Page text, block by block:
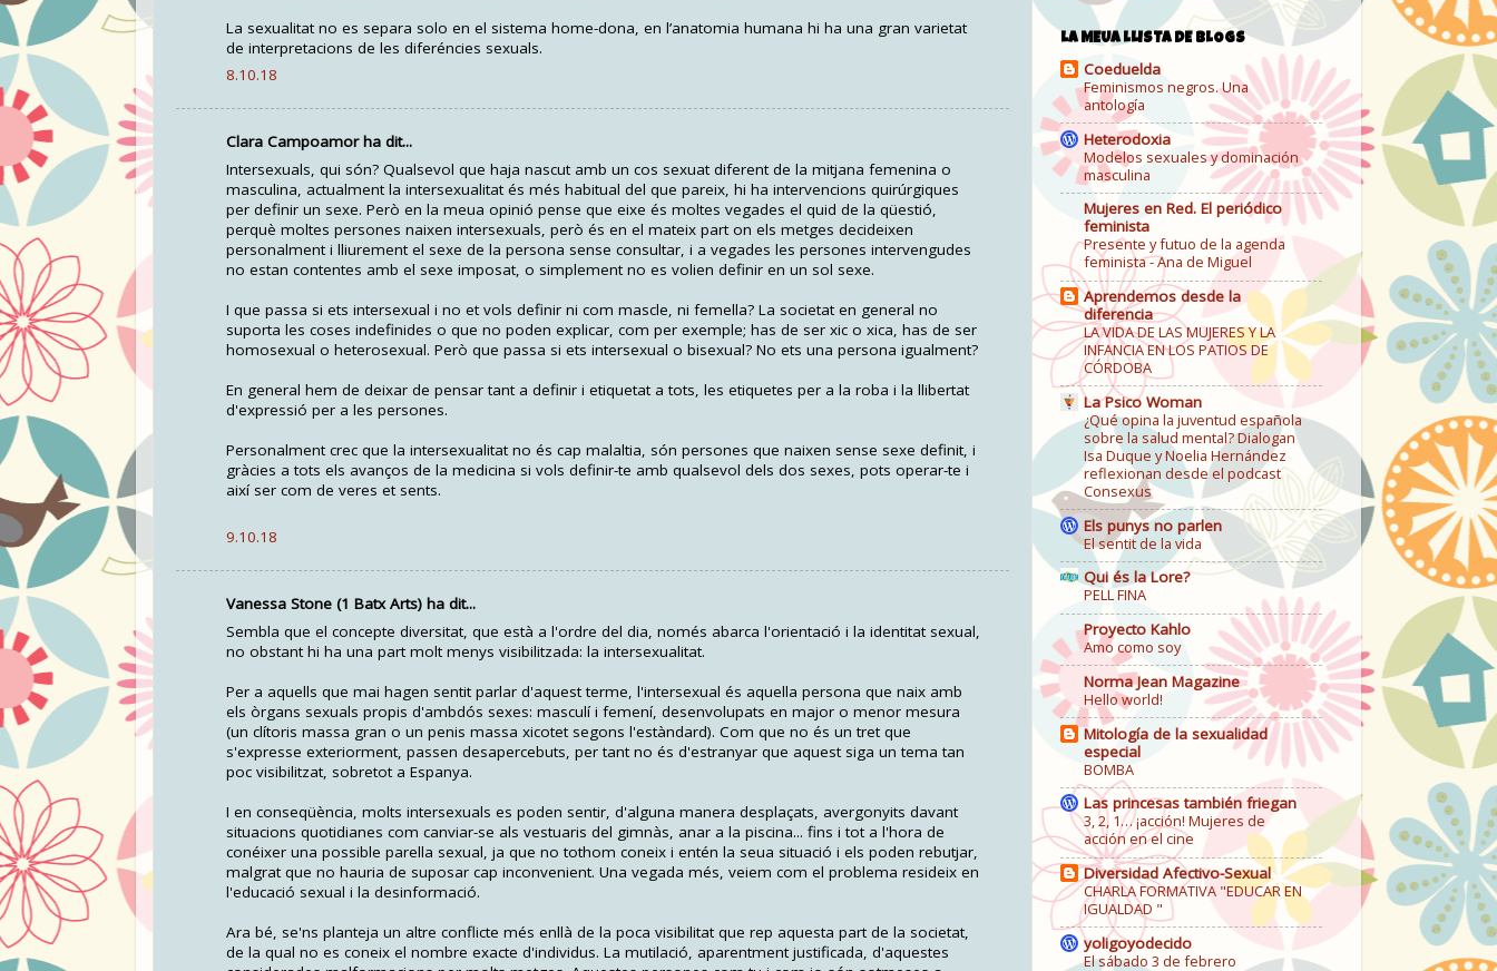
La sexualitat no es separa solo en el sistema home-dona, en l’anatomia humana hi ha una gran varietat
de interpretacions de les diferéncies sexuals.
8.10.18
Clara Campoamor ha dit...
Intersexuals, qui són? Qualsevol que haja nascut amb un cos sexuat diferent de la mitjana femenina o
masculina, actualment la intersexualitat és més habitual del que pareix, hi ha intervencions quirúrgiques
per definir un sexe. Però en la meua opinió pense que eixe és moltes vegades el quid de la qüestió,
perquè moltes persones naixen intersexuals, però és en el mateix part on els metges decideixen
personalment i lliurement el sexe de la persona sense consultar, i a vegades les persones intervengudes
no estan contentes amb el sexe imposat, o simplement no es volien definir en un sol sexe.
I que passa si ets intersexual i no et vols definir ni com mascle, ni femella? La societat en general no
suporta les coses indefinides o que no poden explicar, com per exemple; has de ser xic o xica, has de ser
homosexual o heterosexual. Però que passa si ets intersexual o bisexual? No ets una persona igualment?
En general hem de deixar de pensar tant a definir i etiquetat a tots, les etiquetes per a la roba i la llibertat
d'expressió per a les persones.
Personalment crec que la intersexualitat no és cap malaltia, són persones que naixen sense sexe definit, i
gràcies a tots els avanços de la medicina si vols definir-te amb qualsevol dels dos sexes, pots operar-te i
així ser com de veres et sents.
9.10.18
Vanessa Stone (1 Batx Arts) ha dit...
Sembla que el concepte diversitat, que està a l'ordre del dia, només abarca l'orientació i la identitat sexual,
no obstant hi ha una part molt menys visibilitzada: la intersexualitat.
Per a aquells que mai hagen sentit parlar d'aquest terme, l'intersexual és aquella persona que naix amb
els òrgans sexuals propis d'ambdós sexes: masculí i femení, desenvolupats en major o menor mesura
(un clítoris massa gran o un penis massa xicotet segons l'estàndard). Com que no és un tret que
s'expresse exteriorment, passen desapercebuts, per tant no és d'estranyar que aquest siga un tema tan
poc visibilitzat, sobretot a Espanya.
I en conseqüència, molts intersexuals es poden sentir, d'alguna manera desplaçats, avergonyits davant
situacions quotidianes com canviar-se als vestuaris del gimnàs, anar a la piscina... fins i tot a l'hora de
conéixer una possible parella sexual, ja que no tothom coneix i entén la seua situació i els poden rebutjar,
malgrat que no hauria de suposar cap inconvenient. Una vegada més, veiem com el problema resideix en
l'educació sexual i la desinformació.
Ara bé, se'ns planteja un altre conflicte més enllà de la poca visibilitat que rep aquesta part de la societat,
de la qual no es coneix el nombre exacte d'individus. La mutilació, aparentment justificada, d'aquestes
LA MEUA LLISTA DE BLOGS
Coeduelda
Feminismos negros. Una
antología
Heterodoxia
Modelos sexuales y dominación
masculina
Mujeres en Red. El periódico
feminista
Presente y futuo de la agenda
feminista - Ana de Miguel
Aprendemos desde la
diferencia
LA VIDA DE LAS MUJERES Y LA
INFANCIA EN LOS PATIOS DE
CÓRDOBA
La Psico Woman
¿Qué opina la juventud española
sobre la salud mental? Dialogan
Isa Duque y Noelia Hernández
reflexionan desde el podcast
Consexus
Els punys no parlen
El sentit de la vida
Qui és la Lore?
PELL FINA
Proyecto Kahlo
Amo como soy
Norma Jean Magazine
Hello world!
Mitología de la sexualidad
especial
BOMBA
Las princesas también friegan
3, 2, 1… ¡acción! Mujeres de
acción en el cine
Diversidad Afectivo-Sexual
CHARLA FORMATIVA "EDUCAR EN
IGUALDAD "
yoligoyodecido
El sábado 3 de febrero